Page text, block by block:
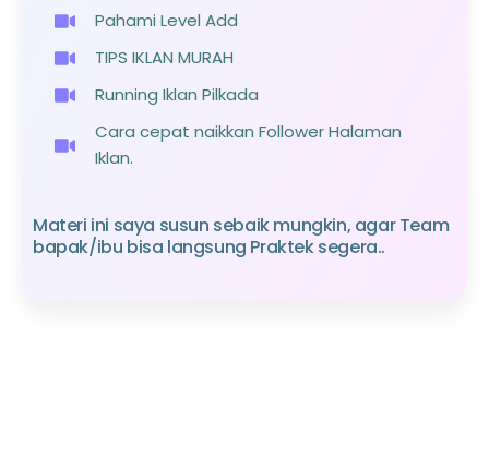
Pahami Level Add
TIPS IKLAN MURAH
Running Iklan Pilkada
Cara cepat naikkan Follower Halaman
Iklan.
Materi ini saya susun sebaik mungkin, agar Team
bapak/ibu bisa langsung Praktek segera..